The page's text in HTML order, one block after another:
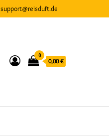
support@reisduft.de
0
0,00 €